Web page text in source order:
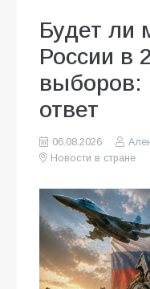
Будет ли
России в
выборов:
ответ
06.08.2026
Новости в стране